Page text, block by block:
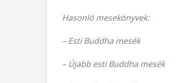
Hasonló mesekönyvek:
– Esti Buddha mesék
– Újabb esti Buddha mesék